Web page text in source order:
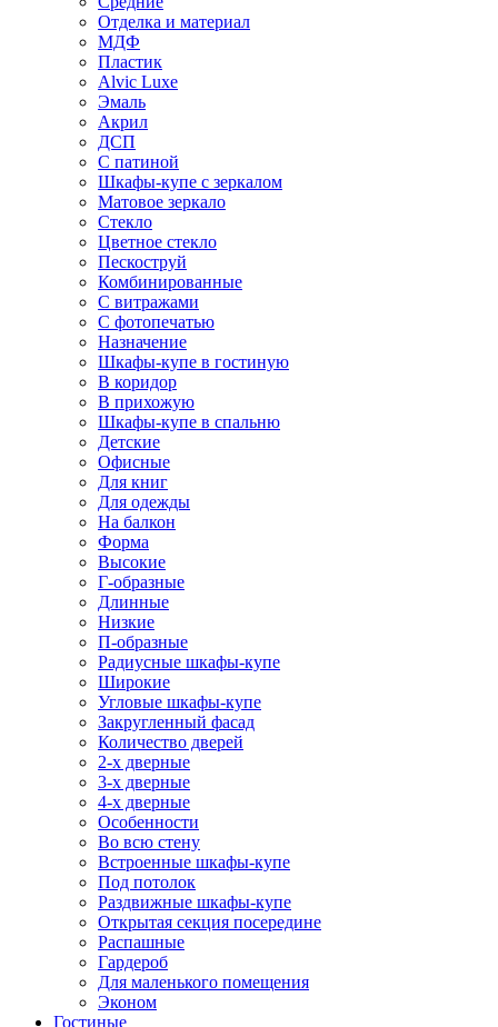
Отделка и материал
МДФ
Пластик
Alvic Luxe
Эмаль
Акрил
ДСП
С патиной
Шкафы-купе с зеркалом
Матовое зеркало
Стекло
Цветное стекло
Пескоструй
Комбинированные
С витражами
С фотопечатью
Назначение
Шкафы-купе в гостиную
В коридор
В прихожую
Шкафы-купе в спальню
Детские
Офисные
Для книг
Для одежды
На балкон
Форма
Высокие
Г-образные
Длинные
Низкие
П-образные
Радиусные шкафы-купе
Широкие
Угловые шкафы-купе
Закругленный фасад
Количество дверей
2-х дверные
3-х дверные
4-х дверные
Особенности
Во всю стену
Встроенные шкафы-купе
Под потолок
Раздвижные шкафы-купе
Открытая секция посередине
Распашные
Гардероб
Для маленького помещения
Эконом
Гостиные